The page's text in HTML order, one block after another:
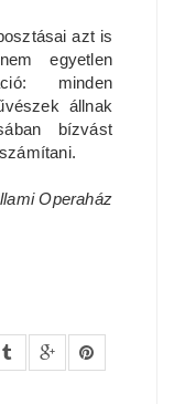
azt is
egyetlen
minden
állnak
bízvást
Operaház